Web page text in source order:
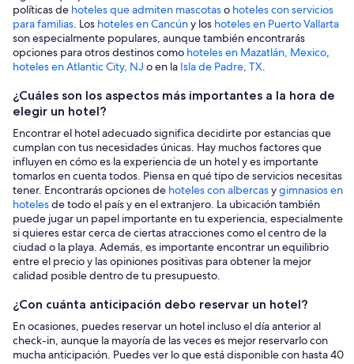
políticas de hoteles que admiten mascotaso hoteles con servicios
para familias. Los hoteles en Cancúny los hoteles en Puerto Vallarta
son especialmente populares, aunque también encontrarás
opciones para otros destinos como hoteles en Mazatlán, Mexico,
hoteles en Atlantic City, NJ o en la Isla de Padre, TX.
¿Cuáles son los aspectos más importantes a la hora de
elegir un hotel?
Encontrar el hotel adecuado significa decidirte por estancias que
cumplan con tus necesidades únicas. Hay muchos factores que
influyen en cómo es la experiencia de un hotel y es importante
tomarlos en cuenta todos. Piensa en qué tipo de servicios necesitas
tener. Encontrarás opciones de hoteles con albercasygimnasios en
hotelesde todo el país y en el extranjero. La ubicación también
puede jugar un papel importante en tu experiencia, especialmente
si quieres estar cerca de ciertas atracciones como el centro de la
ciudad o la playa. Además, es importante encontrar un equilibrio
entre el precio y las opiniones positivas para obtener la mejor
calidad posible dentro de tu presupuesto.
¿Con cuánta anticipación debo reservar un hotel?
En ocasiones, puedes reservar un hotel incluso el día anterior al
check-in, aunque la mayoría de las veces es mejor reservarlo con
mucha anticipación. Puedes ver lo que está disponible con hasta 40